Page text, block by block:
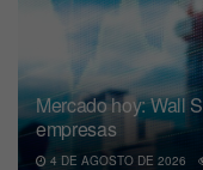
Mercado hoy: Wall
empresas
4 DE AGOSTO DE 2026